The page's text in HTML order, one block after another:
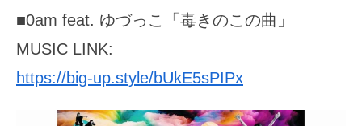
■0am feat. ゆづっこ「毒きのこの曲」
MUSIC LINK:
https://big-up.style/bUkE5sPIPx